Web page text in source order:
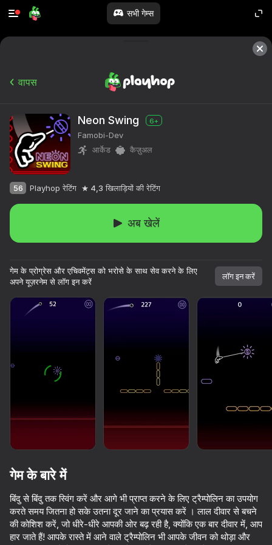
सभी गेम्स
Perfect Flip
65
Go Escape
74
Neon Ride
61
Parkour
75
वापस
Neon Swing 6+
Famobi-Dev
आर्केड
कैज़ुअल
56 Playhop रेटिंग 4,3 खिलाड़ियों की रेटिंग
अब खेलें
गेम के प्रोग्रेस और एचिवमेंट्स को भरोसे के साथ सेव करने के लिए
अपने यूज़रनेम से लॉग इन करें
लॉग इन करें
गेम के बारे में
बिंदु से बिंदु तक स्विंग करें और आगे भी प्राप्त करने के लिए ट्रैम्पोलिन का उपयोग
करते समय जितना हो सके उतना दूर जाने का प्रयास करें । लाल दीवार से बचने
की कोशिश करें, जो धीरे-धीरे आपकी ओर बढ़ रही है, क्योंकि एक बार दीवार में, आप
हार जाते हैं! आपके रास्ते में आने वाले ट्रैम्पोलिन भी आपके जीवन को थोड़ा और